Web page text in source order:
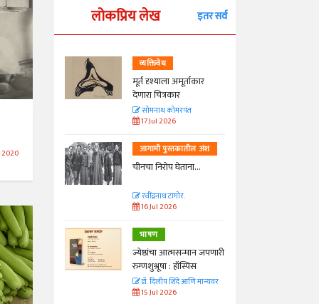
लोकप्रिय लेख इतर सर्व
अंश
जपणारी
मान्यवर
व्यक्तिवेध
मूर्त दृश्याला अमूर्ताकार
देणारा चित्रकार
सोमनाथ कोमरपंत
17 Jul 2026
आगामी पुस्तकातील अंश
चीनचा निरोप घेताना...
रवींद्रनाथ टागोर.
16 Jul 2026
भाषण
ज्येष्ठांचा आत्मसन्मान जपणारी
रुग्णशुश्रूषा : हॉस्पिस
डॉ. दिलीप शिंदे आणि मान्यवर
15 Jul 2026